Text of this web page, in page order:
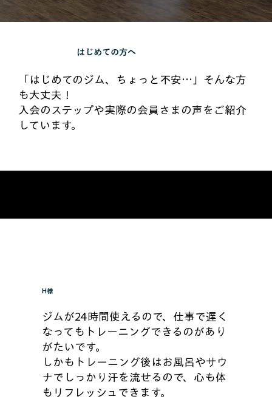
はじめての方へ
「はじめてのジム、ちょっと不安…」そんな方
も大丈夫！
入会のステップや実際の会員さまの声をご紹介
しています。
ジムが24時間使えるので、仕事で遅く
なってもトレーニングできるのがあり
がたいです。
しかもトレーニング後はお風呂やサウ
ナでしっかり汗を流せるので、心も体
もリフレッシュできます。
H様